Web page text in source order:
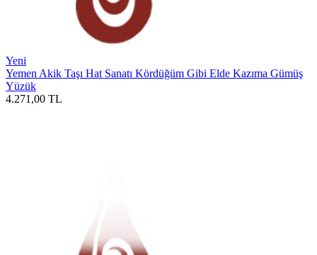
Yeni
Yemen Akik Taşı Hat Sanatı Kördüğüm Gibi Elde Kazıma Gümüş
Yüzük
4.271,00 TL